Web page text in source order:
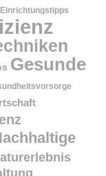
Einrichtungstipps
Gesunde